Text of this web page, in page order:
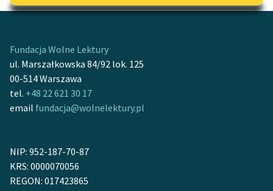
uczennic i uczniów z
E-kolekcja lektur
szkolnych i literatury do
słuchania dla uczennic i
uczniów z
niepełnosprawnościami
skandynawskiej literatury
feministycznej
Fundacja Wolne Lektury
ul. Marszałkowska 84/92 lok. 125
00-514 Warszawa
tel. +48 22 621 30 17
email fundacja@wolnelektury.pl
NIP: 952-187-70-87
KRS: 0000070056
REGON: 017423865